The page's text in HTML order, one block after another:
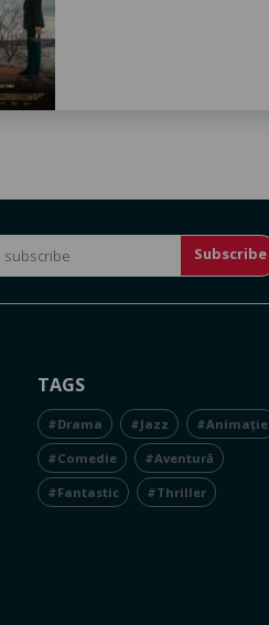
Subscribe
TAGS
#Drama #Jazz #Animație
#Comedie #Aventură
#Fantastic #Thriller